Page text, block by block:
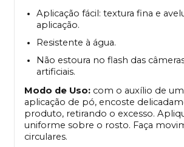
Aplicação fácil: textura fina e
aplicação.
Resistente à água.
Não estoura no flash das
artificiais.
Modo de Uso: com o auxílio de
aplicação de pó, encoste
produto, retirando o excesso.
uniforme sobre o rosto. Faça
circulares.